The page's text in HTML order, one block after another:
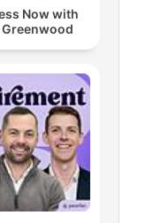
Now with
Greenwood